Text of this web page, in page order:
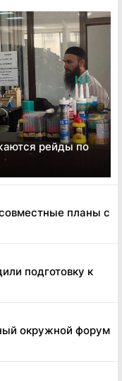
рейды по
планы с
подготовку к
окружной форум